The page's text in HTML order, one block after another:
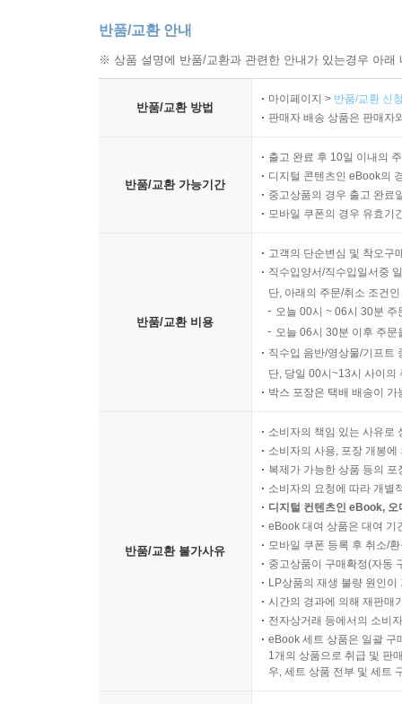
반품/교환 안내
※ 상품 설명에 반품/교환과 관련한 안내가 있는경우 아
반품/교환 방법
마이페이지 > 반품/교환 신
판매자 배송 상품은 판매자
반품/교환 가능기간
출고 완료 후 10일 이내의
디지털 콘텐츠인 eBook의
중고상품의 경우 출고 완료
모바일 쿠폰의 경우 유효기
반품/교환 비용
고객의 단순변심 및 착오구
직수입양서/직수입일서중
단, 아래의 주문/취소 조건
오늘 00시 ~ 06시 30분
오늘 06시 30분 이후 주
직수입 음반/영상물/기프트
단, 당일 00시~13시 사이의
박스 포장은 택배 배송이
반품/교환 불가사유
소비자의 책임 있는 사유로
소비자의 사용, 포장 개봉
복제가 가능한 상품 등의
소비자의 요청에 따라 개별
디지털 컨텐츠인 eBook,
eBook 대여 상품은 대여 기
모바일 쿠폰 등록 후 취소/
중고상품이 구매확정(자동
LP상품의 재생 불량 원인
시간의 경과에 의해 재판매
전자상거래 등에서의 소비
eBook 세트 상품은 일괄 구
1개의 상품으로 취급 및 판
우, 세트 상품 전부 및 세트